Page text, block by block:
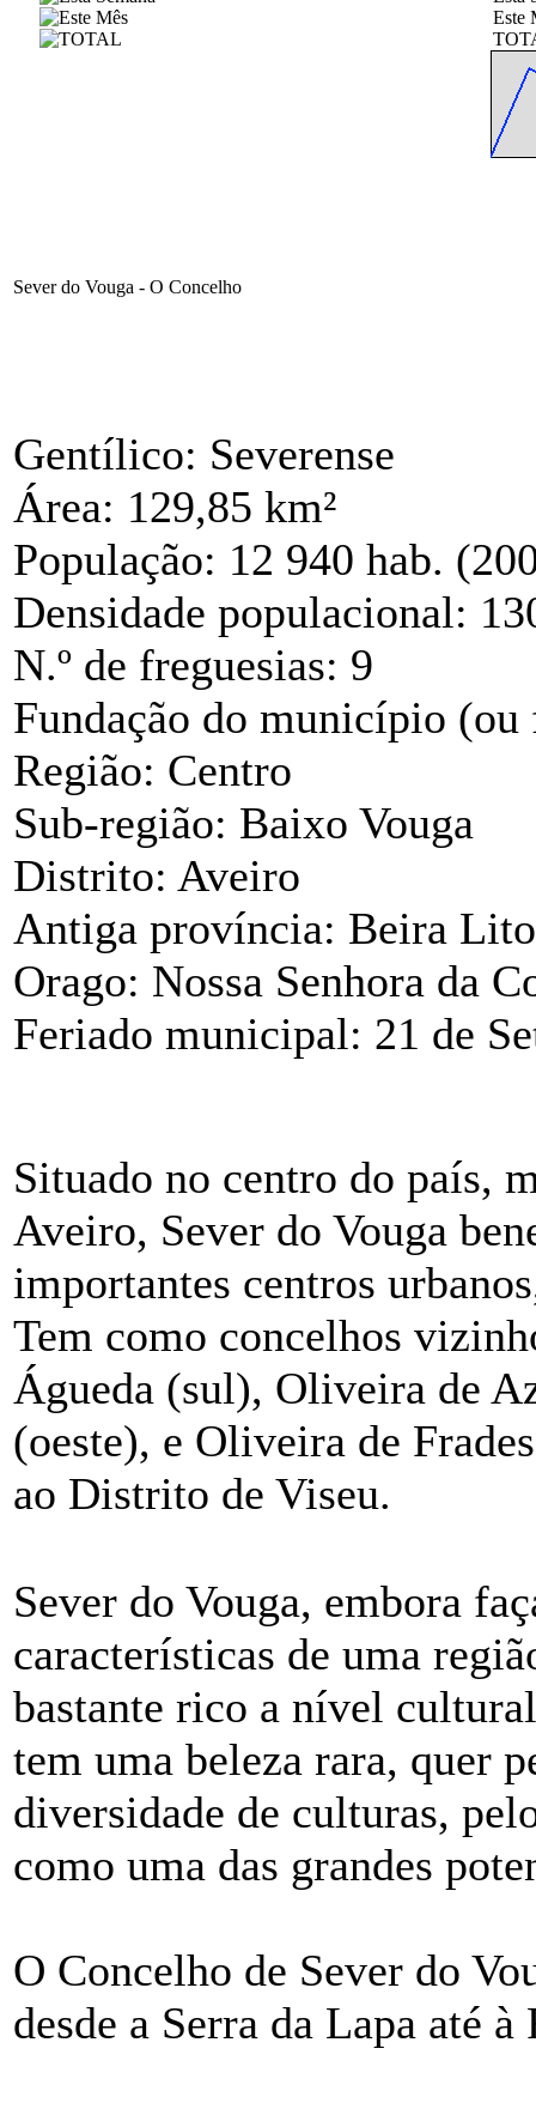
Este
Sever do Vouga - O Concelho
Gentílico: Severense
Área: 129,85 km²
População: 12 940 hab.
Densidade populacional:
N.º de freguesias: 9
Fundação do município
Região: Centro
Sub-região: Baixo Vouga
Distrito: Aveiro
Antiga província: Beira
Orago: Nossa Senhora da
Feriado municipal: 21 de
Situado no centro do país,
Aveiro, Sever do Vouga
importantes centros
Tem como concelhos
Águeda (sul), Oliveira de
(oeste), e Oliveira de
ao Distrito de Viseu.
Sever do Vouga, embora
características de uma
bastante rico a nível
tem uma beleza rara, quer
diversidade de culturas,
como uma das grandes
O Concelho de Sever do
desde a Serra da Lapa até